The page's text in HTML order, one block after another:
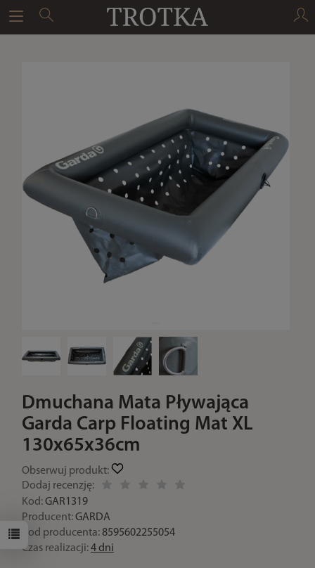
Dmuchana Mata Pływająca
Garda Carp Floating Mat XL
130x65x36cm
Obserwuj produkt:
Dodaj recenzję:
Kod:GAR1319
Producent:GARDA
Kod producenta:8595602255054
Czas realizacji:4 dni